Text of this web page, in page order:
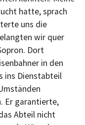
hatte, sprach
uns die
wir quer
Dort
in den
ins Dienstabteil
Er garantierte,
Abteil nicht